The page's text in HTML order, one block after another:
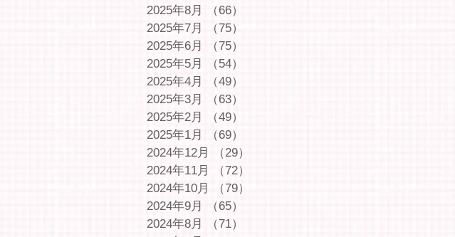
2025年8月
（66）
2025年7月
（75）
2025年6月
（75）
2025年5月
（54）
2025年4月
（49）
2025年3月
（63）
2025年2月
（49）
2025年1月
（69）
2024年12月
（29）
2024年11月
（72）
2024年10月
（79）
2024年9月
（65）
2024年8月
（71）